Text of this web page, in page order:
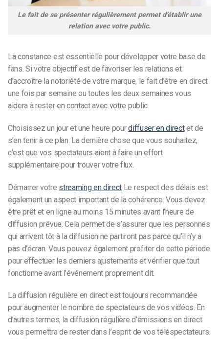
Le fait de se présenter régulièrement permet d’établir une
relation avec votre public.
La constance est essentielle pour développer votre base de
fans. Si votre objectif est de favoriser les relations et
d’accroître la notoriété de votre marque, le fait d’être en direct
une fois par semaine ou toutes les deux semaines vous
aidera à rester en contact avec votre public.
Choisissez un jour et une heure pourdiffuser en directet de
s’en tenir à ce plan. La dernière chose que vous souhaitez,
c’est que vos spectateurs aient à faire un effort
supplémentaire pour trouver votre flux.
Démarrer votre streaming en direct Le respect des délais est
également un aspect important de la cohérence. Vous devez
être prêt et en ligne au moins 15 minutes avant l’heure de
diffusion prévue. Cela permet de s’assurer que les personnes
qui arrivent tôt à la diffusion ne partiront pas parce qu’il n’y a
pas d’écran. Vous pouvez également profiter de cette période
pour effectuer les derniers ajustements et vérifier que tout
fonctionne avant l’événement proprement dit.
La diffusion régulière en direct est toujours recommandée
pour augmenter le nombre de spectateurs de vos vidéos. En
d’autres termes, la diffusion régulière d’émissions en direct
vous permettra de rester dans l’esprit de vos téléspectateurs.